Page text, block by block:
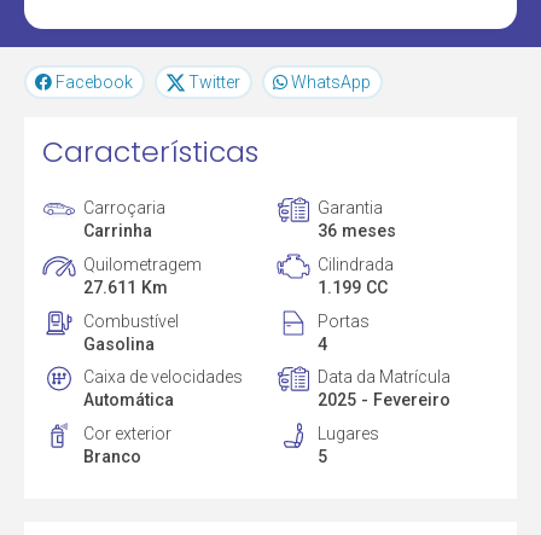
Facebook Twitter WhatsApp
Características
Carroçaria
Carrinha
Garantia
36 meses
Quilometragem
27.611 Km
Cilindrada
1.199 CC
Combustível
Gasolina
Portas
4
Caixa de velocidades
Automática
Data da Matrícula
2025 - Fevereiro
Cor exterior
Branco
Lugares
5